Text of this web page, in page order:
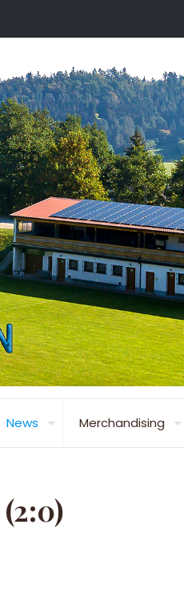
News Merchandising